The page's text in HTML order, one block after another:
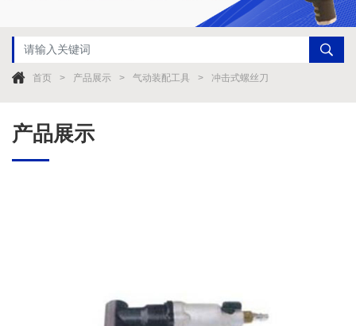
首页 产品展示 气动装配工具 冲击式螺丝刀
产品展示